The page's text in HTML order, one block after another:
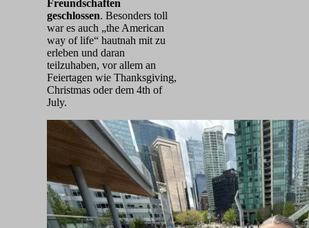
Freundschaften
geschlossen. Besonders toll
war es auch „the American
way of life“ hautnah mit zu
erleben und daran
teilzuhaben, vor allem an
Feiertagen wie Thanksgiving,
Christmas oder dem 4th of
July.